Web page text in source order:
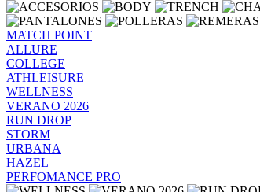
MATCH POINT
ALLURE
COLLEGE
ATHLEISURE
WELLNESS
VERANO 2026
RUN DROP
STORM
URBANA
HAZEL
PERFOMANCE PRO